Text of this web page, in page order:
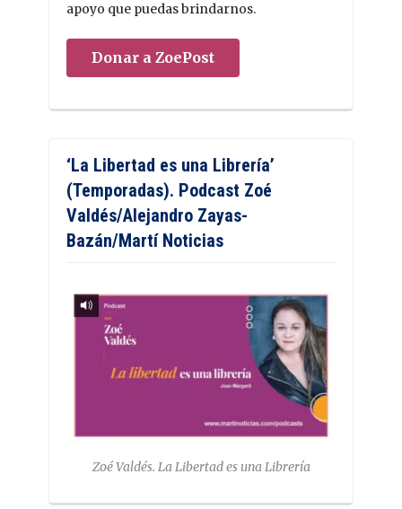
apoyo que puedas brindarnos.
Donar a ZoePost
‘La Libertad es una Librería’
(Temporadas). Podcast Zoé
Valdés/Alejandro Zayas-
Bazán/Martí Noticias
Zoé Valdés. La Libertad es una Librería